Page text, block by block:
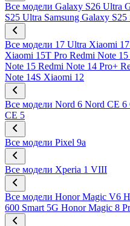
Все модели Galaxy S26 Ultra
S25 Ultra Samsung Galaxy S25
Все модели 17 Ultra Xiaomi 17
Xiaomi 15T Pro Redmi Note
Note 15 Redmi Note 14 Pro+
Note 14S Xiaomi 12
Все модели Nord 6 Nord CE 6
CE 5
Все модели Pixel 9a
Все модели Xperia 1 VIII
Все модели Honor Magic V6
600 Smart 5G Honor Magic 8